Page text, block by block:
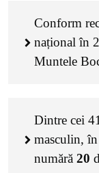
Conform
național în
Muntele
Dintre cei 41
masculin,
numără 20